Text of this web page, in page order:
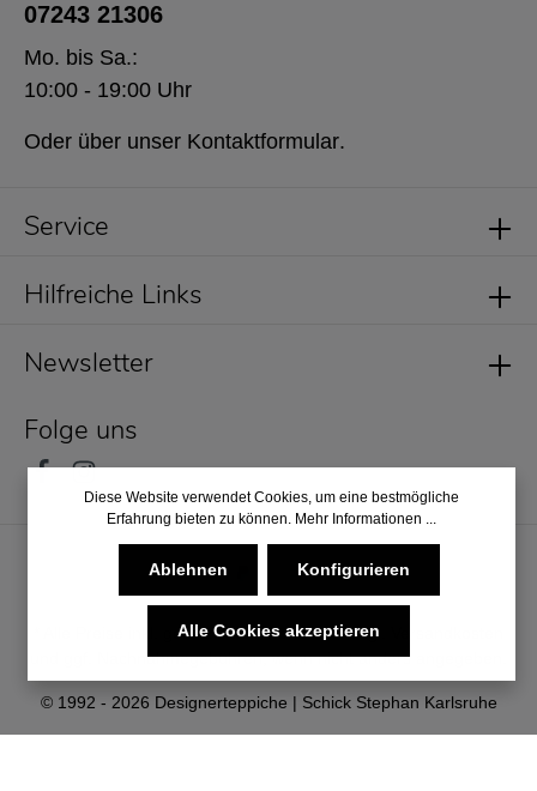
Service
Newsletter
Folge uns
07243 21306
Mo. bis Sa.:
10:00 - 19:00 Uhr
Oder über unser Kontaktformular.
Hilfreiche Links
© 1992 - 2026 Designerteppiche | Schick Stephan Karlsruhe
* Alle Preise inkl. gesetzl. Mehrwertsteuer zzgl.
und ggf. Nachnahmegebühren, wenn nicht anders angegeben.
Diese Website verwendet Cookies, um eine bestmögliche
Erfahrung bieten zu können. Mehr Informationen ...
Ablehnen Konfigurieren
Alle Cookies akzeptieren